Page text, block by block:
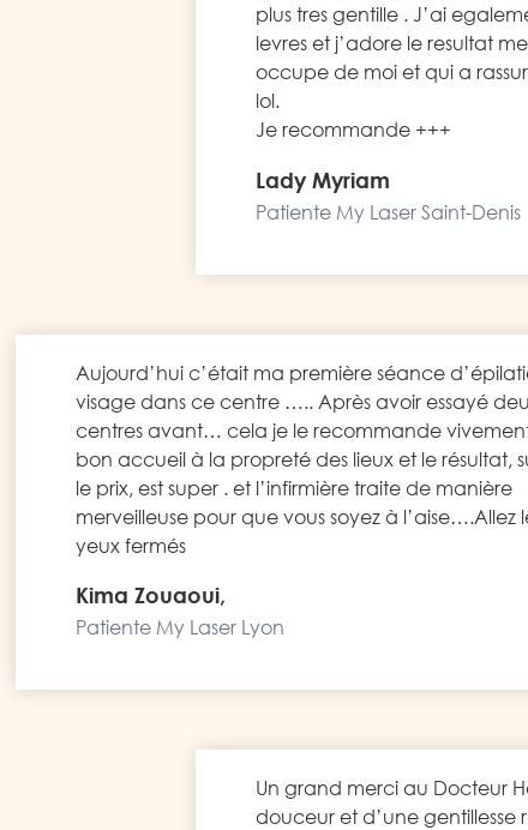
plus tres gentille . J’ai
levres et j’adore le resultat
occupe de moi et qui a
lol.
Je recommande +++
Lady Myriam
Patiente My Laser Saint-Denis
Aujourd’hui c’était ma première séance
visage dans ce centre ….. Après avoir essayé
centres avant… cela je le recommande
bon accueil à la propreté des lieux et le résultat,
le prix, est super . et l’infirmière traite de manière
merveilleuse pour que vous soyez à l’aise….Allez
yeux fermés
Kima Zouaoui,
Patiente My Laser Lyon
Un grand merci au Docteur
douceur et d’une gentillesse